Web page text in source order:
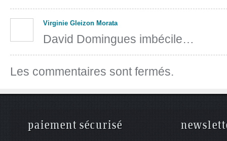
Virginie Gleizon Morata
David Domingues imbécile…
Les commentaires sont fermés.
paiement sécurisé